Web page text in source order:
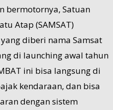
bermotornya, Satuan
Atap (SAMSAT)
diberi nama Samsat
di launching awal tahun
ini bisa langsung di
kendaraan, dan bisa
dengan sistem